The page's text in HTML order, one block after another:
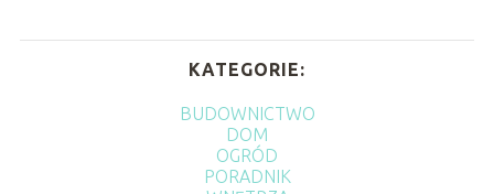
KATEGORIE:
BUDOWNICTWO
DOM
OGRÓD
PORADNIK